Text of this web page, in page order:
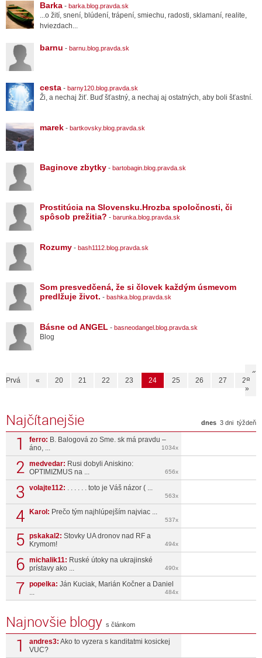
Barka - barka.blog.pravda.sk
...o žití, snení, blúdení, trápení, smiechu, radosti, sklamaní, realite,
hviezdach...
barnu - barnu.blog.pravda.sk
cesta - barny120.blog.pravda.sk
Ži, a nechaj žiť. Buď šťastný, a nechaj aj ostatných, aby boli šťastní.
marek - bartkovsky.blog.pravda.sk
Baginove zbytky - bartobagin.blog.pravda.sk
Prostitúcia na Slovensku.Hrozba spoločnosti, či
spôsob prežitia? - barunka.blog.pravda.sk
Rozumy - bash1112.blog.pravda.sk
Som presvedčená, že si človek každým úsmevom
predlžuje život. - bashka.blog.pravda.sk
Básne od ANGEL - basneodangel.blog.pravda.sk
Blog
«
Prvá
« 20 21 22 23 24 25 26 27
28
»
Najčítanejšie dnes 3 dni týždeň
ferro: B. Balogová zo Sme. sk má pravdu –
áno, ...
1034x
medvedar: Rusi dobyli Aniskino:
OPTIMIZMUS na ...
656x
volajte112: . . . . . . toto je Váš názor ( ...
563x
Karol: Prečo tým najhlúpejším najviac ...
537x
pskakal2: Stovky UA dronov nad RF a
Krymom!
494x
michalik11: Ruské útoky na ukrajinské
prístavy ako ...
490x
popelka: Ján Kuciak, Marián Kočner a Daniel
...
484x
Najnovšie blogy s článkom
andres3: Ako to vyzera s kanditatmi kosickej
VUC?